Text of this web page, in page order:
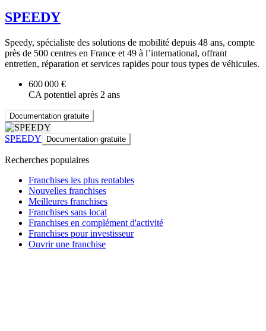
SPEEDY
Speedy, spécialiste des solutions de mobilité depuis 48 ans, compte
près de 500 centres en France et 49 à l’international, offrant
entretien, réparation et services rapides pour tous types de véhicules.
600 000 €
CA potentiel après 2 ans
Documentation gratuite
SPEEDY Documentation gratuite
Recherches populaires
Franchises les plus rentables
Nouvelles franchises
Meilleures franchises
Franchises sans local
Franchises en complément d'activité
Franchises pour investisseur
Ouvrir une franchise